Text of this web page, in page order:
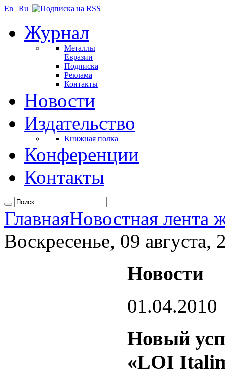
En | Ru
Журнал
Металлы
Евразии
Подписка
Реклама
Контакты
Новости
Издательство
Книжная полка
Конференции
Контакты
ГлавнаяНовостная лента
Воскресенье, 09 августа,
Новости
01.04.2010
Новый
«LOI